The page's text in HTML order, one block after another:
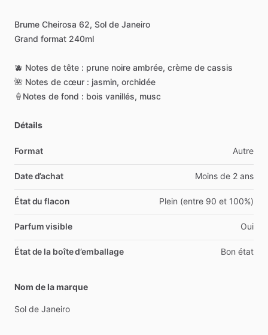
Brume Cheirosa 62, Sol de Janeiro
Grand format 240ml
🫐 Notes de tête : prune noire ambrée, crème de cassis
🌺 Notes de cœur : jasmin, orchidée
🍦Notes de fond : bois vanillés, musc
Détails
Format Autre
Date d’achat Moins de 2 ans
État du flacon Plein (entre 90 et 100%)
Parfum visible Oui
État de la boîte d’emballage Bon état
Nom de la marque
Sol de Janeiro